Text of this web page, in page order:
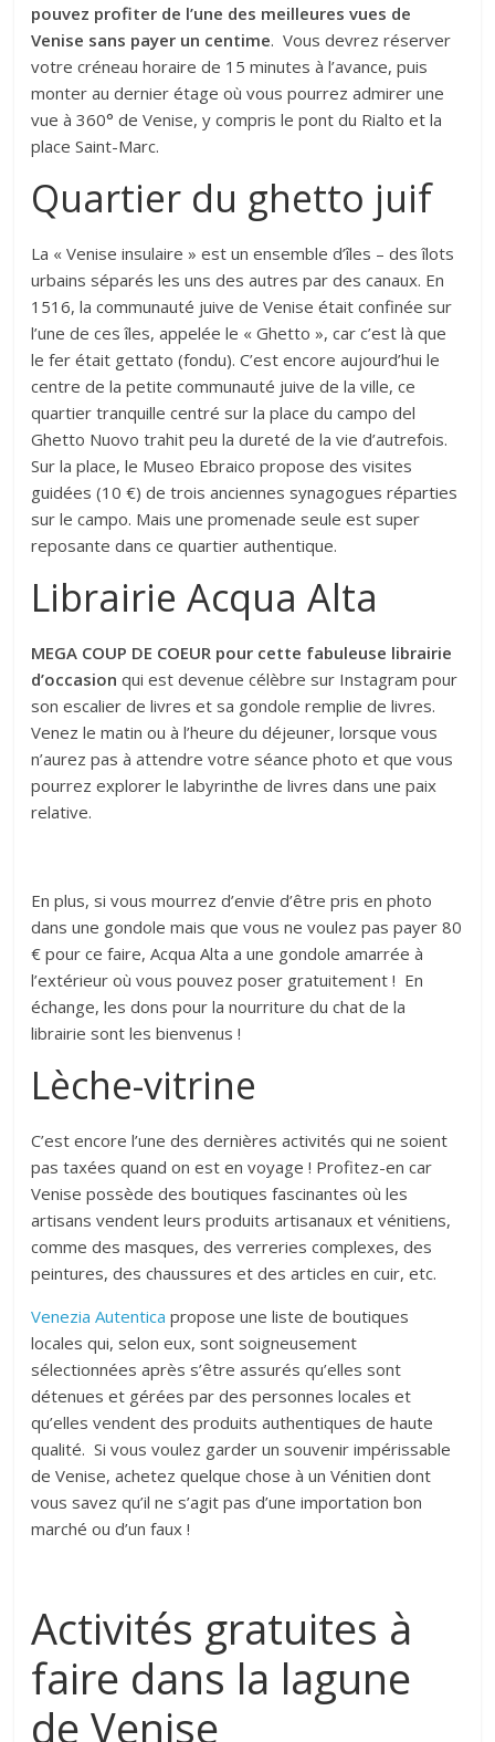
pouvez profiter de l’une des meilleures vues de
Venise sans payer un centime. Vous devrez réserver
votre créneau horaire de 15 minutes à l’avance, puis
monter au dernier étage où vous pourrez admirer une
vue à 360° de Venise, y compris le pont du Rialto et la
place Saint-Marc.
Quartier du ghetto juif
La « Venise insulaire » est un ensemble d’îles – des îlots
urbains séparés les uns des autres par des canaux. En
1516, la communauté juive de Venise était confinée sur
l’une de ces îles, appelée le « Ghetto », car c’est là que
le fer était gettato (fondu). C’est encore aujourd’hui le
centre de la petite communauté juive de la ville, ce
quartier tranquille centré sur la place du campo del
Ghetto Nuovo trahit peu la dureté de la vie d’autrefois.
Sur la place, le Museo Ebraico propose des visites
guidées (10 €) de trois anciennes synagogues réparties
sur le campo. Mais une promenade seule est super
reposante dans ce quartier authentique.
Librairie Acqua Alta
MEGA COUP DE COEUR pour cette fabuleuse librairie
d’occasion qui est devenue célèbre sur Instagram pour
son escalier de livres et sa gondole remplie de livres.
Venez le matin ou à l’heure du déjeuner, lorsque vous
n’aurez pas à attendre votre séance photo et que vous
pourrez explorer le labyrinthe de livres dans une paix
relative.
En plus, si vous mourrez d’envie d’être pris en photo
dans une gondole mais que vous ne voulez pas payer 80
€ pour ce faire, Acqua Alta a une gondole amarrée à
l’extérieur où vous pouvez poser gratuitement ! En
échange, les dons pour la nourriture du chat de la
librairie sont les bienvenus !
Lèche-vitrine
C’est encore l’une des dernières activités qui ne soient
pas taxées quand on est en voyage ! Profitez-en car
Venise possède des boutiques fascinantes où les
artisans vendent leurs produits artisanaux et vénitiens,
comme des masques, des verreries complexes, des
peintures, des chaussures et des articles en cuir, etc.
Venezia Autentica propose une liste de boutiques
locales qui, selon eux, sont soigneusement
sélectionnées après s’être assurés qu’elles sont
détenues et gérées par des personnes locales et
qu’elles vendent des produits authentiques de haute
qualité. Si vous voulez garder un souvenir impérissable
de Venise, achetez quelque chose à un Vénitien dont
vous savez qu’il ne s’agit pas d’une importation bon
marché ou d’un faux !
Activités gratuites à
faire dans la lagune
de Venise